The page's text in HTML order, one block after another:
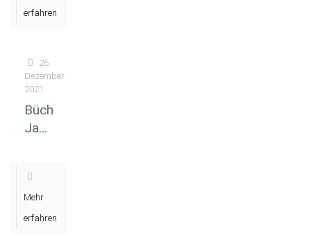
erfahren
26.
Dezember
2021
Bücherliste
Januar
Mehr
erfahren